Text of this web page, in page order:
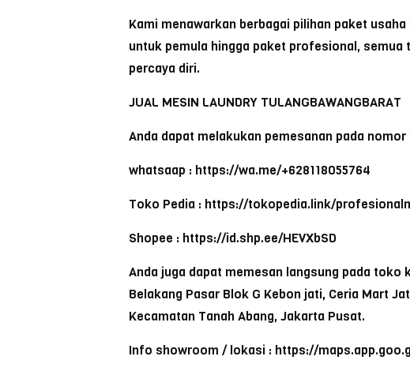
Kami menawarkan berbagai pilihan paket
untuk pemula hingga paket profesional, semua
percaya diri.
JUAL MESIN LAUNDRY TULANGBAWANGBARAT
Anda dapat melakukan pemesanan pada
whatsaap : https://wa.me/+628118055764
Toko Pedia : https://tokopedia.link/
Shopee : https://id.shp.ee/HEVXbSD
Anda juga dapat memesan langsung pada toko
Belakang Pasar Blok G Kebon jati, Ceria Mart
Kecamatan Tanah Abang, Jakarta Pusat.
Info showroom / lokasi : https://